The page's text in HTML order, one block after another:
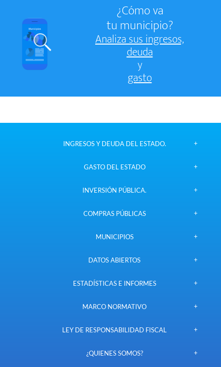
¿Cómo va
tu municipio?
Analiza sus ingresos,
deuda
y
gasto
INGRESOS Y DEUDA DEL ESTADO.
GASTO DEL ESTADO
INVERSIÓN PÚBLICA.
COMPRAS PÚBLICAS
MUNICIPIOS
DATOS ABIERTOS
ESTADÍSTICAS E INFORMES
MARCO NORMATIVO
LEY DE RESPONSABILIDAD FISCAL
¿QUIENES SOMOS?